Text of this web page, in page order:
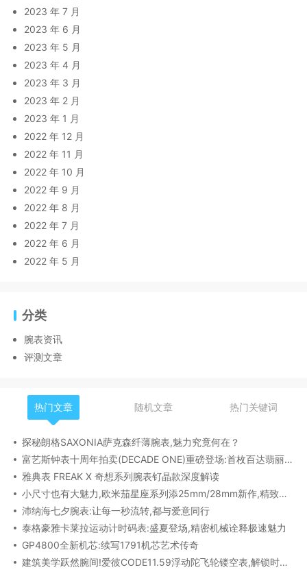
2023 年 7 月
2023 年 6 月
2023 年 5 月
2023 年 4 月
2023 年 3 月
2023 年 2 月
2023 年 1 月
2022 年 12 月
2022 年 11 月
2022 年 10 月
2022 年 9 月
2022 年 8 月
2022 年 7 月
2022 年 6 月
2022 年 5 月
分类
腕表资讯
评测文章
热门文章 随机文章 热门关键词
探秘朗格SAXONIA萨克森纤薄腕表,魅力究竟何在？
富艺斯钟表十周年拍卖(DECADE ONE)重磅登场:首枚百达翡丽1518精钢腕表领衔呈献
雅典表 FREAK X 奇想系列腕表钌晶款深度解读​
小尺寸也有大魅力,欧米茄星座系列添25mm/28mm新作,精致感拉满
沛纳海七夕腕表:让每一秒流转,都与爱意同行
泰格豪雅卡莱拉运动计时码表:盛夏登场,精密机械诠释极速魅力
GP4800全新机芯:续写1791机芯艺术传奇
建筑美学跃然腕间!爱彼CODE11.59浮动陀飞轮镂空表,解锁时间律动新形态